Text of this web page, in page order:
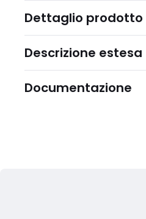
Dettaglio prodotto
Descrizione estesa
Documentazione